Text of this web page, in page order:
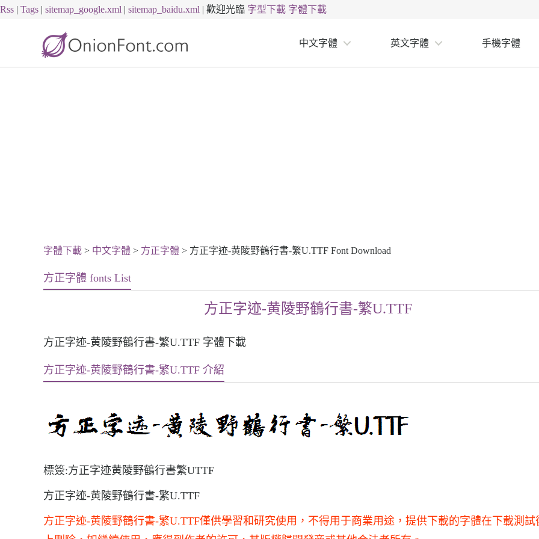
Rss | Tags | sitemap_google.xml | sitemap_baidu.xml | 歡迎光臨 字型下載 字體下載
中文字體 英文字體 手機字體
字體下載 > 中文字體 > 方正字體 > 方正字迹-黄陵野鶴行書-繁U.TTF Font Download
方正字體 fonts List
方正字迹-黄陵野鶴行書-繁U.TTF
方正字迹-黄陵野鶴行書-繁U.TTF 字體下載
方正字迹-黄陵野鶴行書-繁U.TTF 介紹
標簽:方正字迹黄陵野鶴行書繁UTTF
方正字迹-黄陵野鶴行書-繁U.TTF
方正字迹-黄陵野鶴行書-繁U.TTF僅供學習和研究使用，不得用于商業用途，提供下載的字體在下載測試